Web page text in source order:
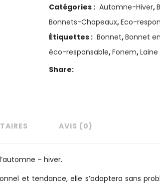
Catégories : Automne-Hiver,
Bonnets-Chapeaux,Eco-
Étiquettes : Bonnet,Bonnet
éco-responsable,Fonem,
Share:
AVIS (0)
– hiver.
et tendance, elle s’adaptera sans